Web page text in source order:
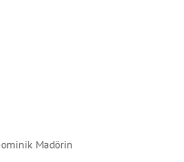
Madörin